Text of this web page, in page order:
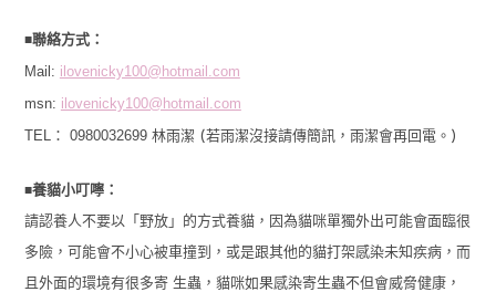
■聯絡方式：
Mail: ilovenicky100@hotmail.com
msn: ilovenicky100@hotmail.com
TEL： 0980032699林雨潔 (若雨潔沒接請傳簡訊，雨潔會再回電。)
■養貓小叮嚀：
請認養人不要以「野放」的方式養貓，因為貓咪單獨外出可能會面臨很
多險，可能會不小心被車撞到，或是跟其他的貓打架感染未知疾病，而
且外面的環境有很多寄 生蟲，貓咪如果感染寄生蟲不但會威脅健康，